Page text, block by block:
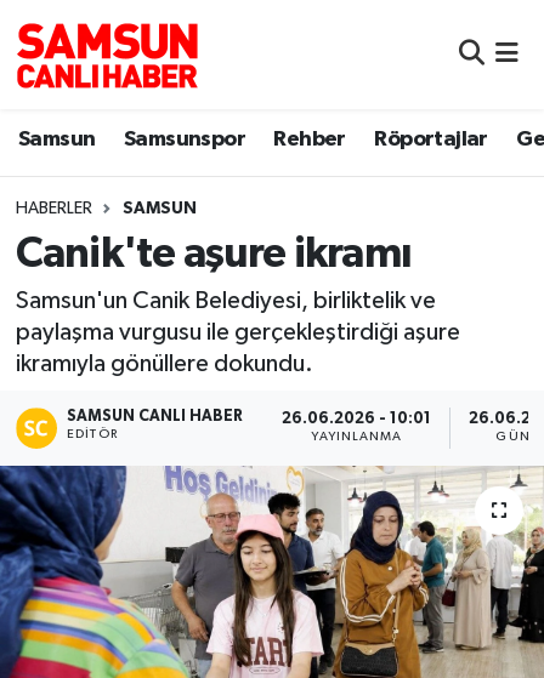
Samsun Samsunspor Rehber Röportajlar
HABERLER SAMSUN
Canik'te aşure ikramı
Samsun'un Canik Belediyesi, birliktelik ve
paylaşma vurgusu ile gerçekleştirdiği aşure
ikramıyla gönüllere dokundu.
SAMSUN CANLI HABER
EDITÖR
26.06.2026 - 10:01
YAYINLANMA
Samsun
Sokak Röportajları
Dünya
Sağlık
Yemek
Manşet Haberi
Samsun Nöbetçi Eczaneler
Samsun Hava Durumu
Samsun Namaz Vakitleri
Samsun Trafik Yoğunluk Haritası
Süper Lig Puan Durumu ve Fikstür
Son Dakika Haberleri
Haber Arşivi